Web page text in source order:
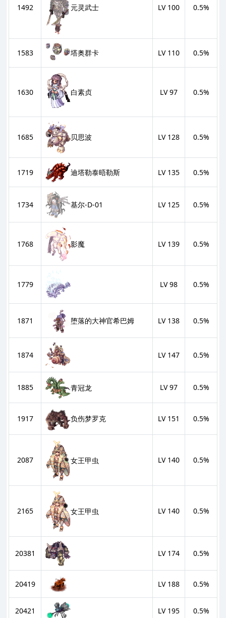
1492 元灵武士 LV 100 0.5%
1583 塔奥群卡 LV 110 0.5%
1630 白素贞 LV 97 0.5%
1685 贝思波 LV 128 0.5%
1719 迪塔勒泰晤勒斯 LV 135 0.5%
1734 基尔-D-01 LV 125 0.5%
1768 影魔 LV 139 0.5%
1779 LV 98 0.5%
1871 堕落的大神官希巴姆 LV 138 0.5%
1874 LV 147 0.5%
1885 青冠龙 LV 97 0.5%
1917 负伤梦罗克 LV 151 0.5%
2087 女王甲虫 LV 140 0.5%
2165 女王甲虫 LV 140 0.5%
20381 LV 174 0.5%
20419 LV 188 0.5%
20421 LV 195 0.5%